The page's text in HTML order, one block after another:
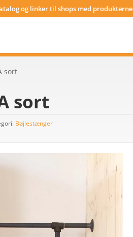
og linker til shops med produkterne
sort
sort
Bøjlestænger